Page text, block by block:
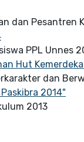
dan Pesantren
PPL Unnes
Hut
dan
2014"
2013